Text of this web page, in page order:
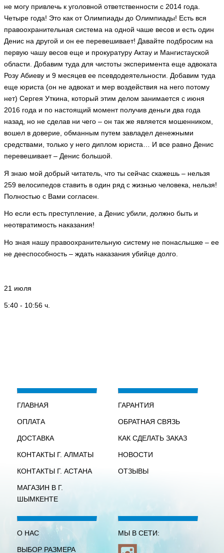
не могу привлечь к уголовной ответственности с 2014 года.
Четыре года! Это как от Олимпиады до Олимпиады! Есть вся
правоохранительная система на одной чаше весов и есть один
Денис на другой и он ее перевешивает! Давайте подбросим на
первую чашу весов еще и прокуратуру Актау и Мангистауской
области. Добавим туда для чистоты эксперимента еще адвоката
Розу Абиеву и 9 месяцев ее псевдодеятельности. Добавим туда
еще юриста (он не адвокат и мер воздействия на него потому
нет) Сергея Уткина, который этим делом занимается с июня
2016 года и по настоящий момент получив деньги два года
назад, но не сделав ни чего – он так же является мошенником,
вошел в доверие, обманным путем завладел денежными
средствами, только у него диплом юриста… И все равно Денис
перевешивает – Денис большой.
Я знаю мой добрый читатель, что ты сейчас скажешь – нельзя
259 велосипедов ставить в один ряд с жизнью человека, нельзя!
Полностью с Вами согласен.
Но если есть преступление, а Денис убили, должно быть и
неотвратимость наказания!
Но зная нашу правоохранительную систему не понаслышке – ее
не дееспособность – ждать наказания убийце долго.
21 июля
5:40 - 10:56 ч.
ГЛАВНАЯ
ОПЛАТА
ДОСТАВКА
КОНТАКТЫ Г. АЛМАТЫ
КОНТАКТЫ Г. АСТАНА
МАГАЗИН В Г.
ШЫМКЕНТЕ
ГАРАНТИЯ
ОБРАТНАЯ СВЯЗЬ
КАК СДЕЛАТЬ ЗАКАЗ
НОВОСТИ
ОТЗЫВЫ
О НАС
ВЫБОР РАЗМЕРА
МЫ В СЕТИ: